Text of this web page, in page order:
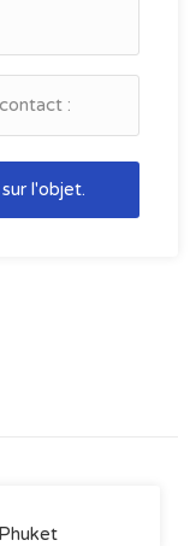
l'objet.